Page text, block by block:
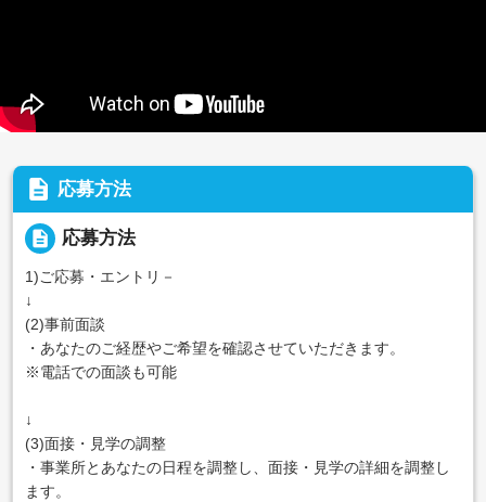
description 応募方法
description 応募方法
1)ご応募・エントリ－
↓
(2)事前面談
・あなたのご経歴やご希望を確認させていただきます。
※電話での面談も可能
↓
(3)面接・見学の調整
・事業所とあなたの日程を調整し、面接・見学の詳細を調整し
ます。